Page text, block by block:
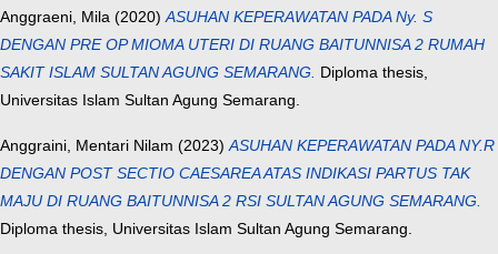
Anggraeni, Mila (2020)ASUHAN KEPERAWATAN PADA Ny. S
DENGAN PRE OP MIOMA UTERI DI RUANG BAITUNNISA 2 RUMAH
SAKIT ISLAM SULTAN AGUNG SEMARANG. Diploma thesis,
Universitas Islam Sultan Agung Semarang.
Anggraini, Mentari Nilam (2023)ASUHAN KEPERAWATAN PADA NY.R
DENGAN POST SECTIO CAESAREA ATAS INDIKASI PARTUS TAK
MAJU DI RUANG BAITUNNISA 2 RSI SULTAN AGUNG SEMARANG.
Diploma thesis, Universitas Islam Sultan Agung Semarang.